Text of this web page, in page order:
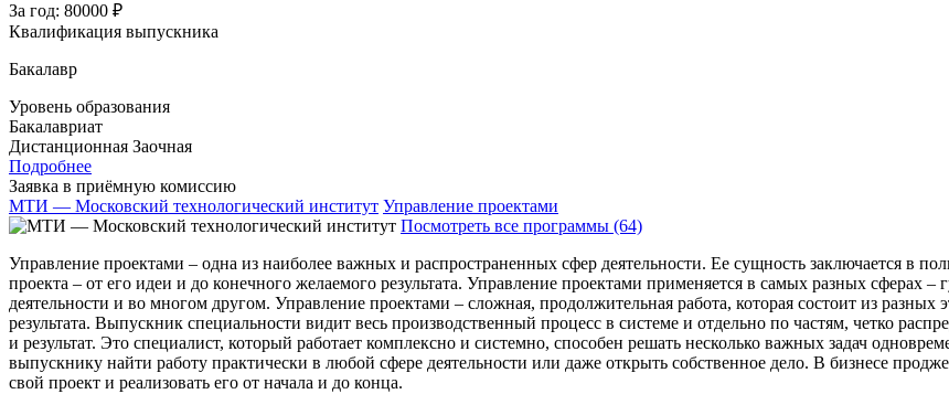
За год: 80000 ₽
Квалификация выпускника
Бакалавр
Уровень образования
Бакалавриат
Дистанционная Заочная
Подробнее
Заявка в приёмную комиссию
МТИ — Московский технологический институт Управление проектами
Посмотреть все программы (64)
Управление проектами – одна из наиболее важных и распространенных сфер деятельности. Ее сущность заключается в
проекта – от его идеи и до конечного желаемого результата. Управление проектами применяется в самых разных сферах
деятельности и во многом другом. Управление проектами – сложная, продолжительная работа, которая состоит из
результата. Выпускник специальности видит весь производственный процесс в системе и отдельно по частям, четко
и результат. Это специалист, который работает комплексно и системно, способен решать несколько важных задач
выпускнику найти работу практически в любой сфере деятельности или даже открыть собственное дело. В бизнесе
свой проект и реализовать его от начала и до конца.